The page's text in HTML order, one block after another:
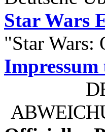
Star Wars
"Star Wars: